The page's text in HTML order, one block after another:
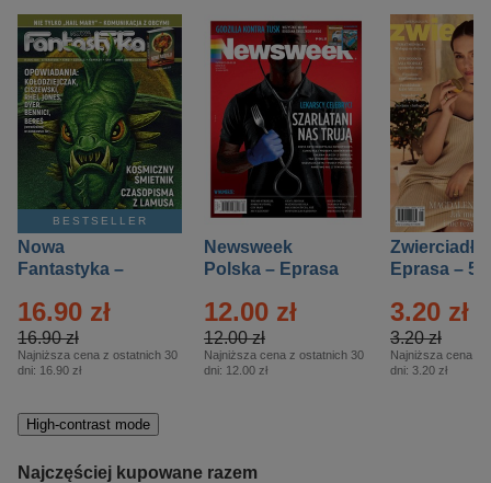
BESTSELLER
Nowa
Fantastyka –
16.90 zł
16.90 zł
Najniższa cena z ostatnich 30
dni: 16.90 zł
Newsweek
Polska – Eprasa
12.00 zł
12.00 zł
Najniższa cena z ostatnich 30
dni: 12.00 zł
Zwierciadło
Eprasa – 5/
3.20 zł
3.20 zł
Najniższa cena z
dni: 3.20 zł
High-contrast mode
Najczęściej kupowane razem